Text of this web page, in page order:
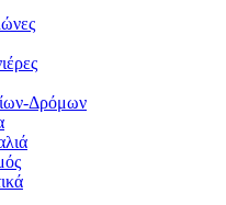
Δρόμων